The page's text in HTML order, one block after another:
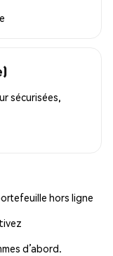
sécurisées,
hors ligne
d’abord.